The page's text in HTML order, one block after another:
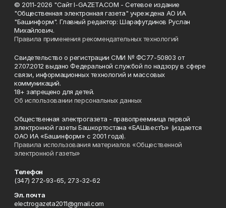
© 2011-2026 "Сайт I-GAZETA.COM - Сетевое издание
"Общественная электронная газета" учреждена АО ИА
"Башинформ". Главный редактор: Шарафутдинов Руслан
Михайлович.
Правила применения рекомендательных технологий
Свидетельство о регистрации СМИ № ФС77-50803 от
27.07.2012 выдано Федеральной службой по надзору в сфере
связи, информационных технологий и массовых
коммуникаций.
18+ запрещено для детей.
Об использовании персональных данных
Общественная электрогазета - правопреемница первой
электронной газеты Башкортостана «БАШвестЪ» (издается
ОАО ИА «Башинформ» с 2001 года).
Правила использования материалов «Общественной
электронной газеты»
Телефон
(347) 272-93-65, 273-32-62
Эл. почта
electrogazeta2011@gmail.com